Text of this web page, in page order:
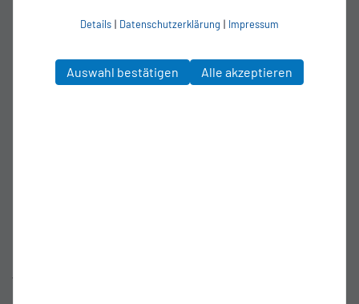
Details | Datenschutzerklärung | Impressum
Auswahl bestätigen Alle akzeptieren
Trainer Kevin Klein traut der jüngsten Neuverpflichtung auf
eine junge, hervorragend ausgebildete und vielseitig
einsetzbare Außenverteidigerin, die unserem Spiel in der